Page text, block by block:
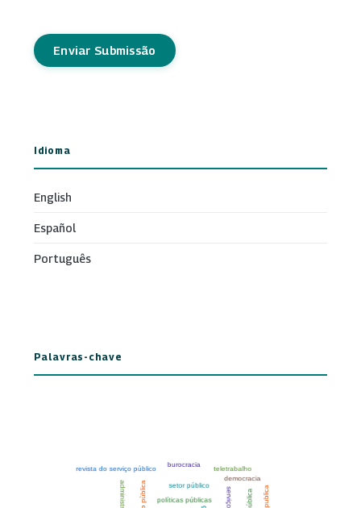
Enviar Submissão
Idioma
English
Español
Português
Palavras-chave